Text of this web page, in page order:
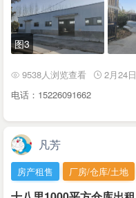
图3
9538人浏览查看 2月24日
电话：15226091662
凡芳
房产租售 厂房/仓库/土地